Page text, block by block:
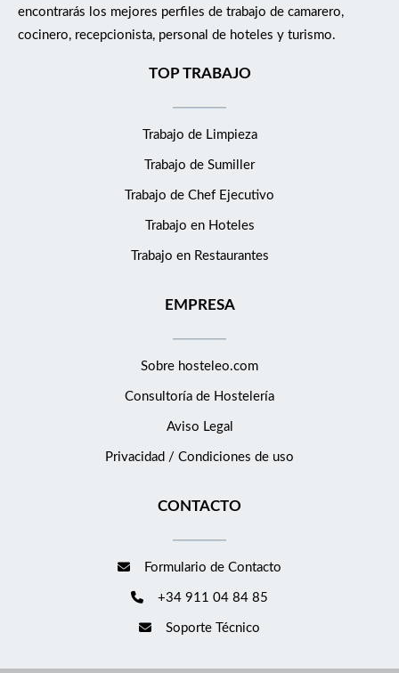
encontrarás los mejores perfiles de trabajo de camarero,
cocinero, recepcionista, personal de hoteles y turismo.
TOP TRABAJO
Trabajo de Limpieza
Trabajo de Sumiller
Trabajo de Chef Ejecutivo
Trabajo en Hoteles
Trabajo en Restaurantes
EMPRESA
Sobre hosteleo.com
Consultoría de Hostelería
Aviso Legal
Privacidad / Condiciones de uso
CONTACTO
Formulario de Contacto
+34 911 04 84 85
Soporte Técnico